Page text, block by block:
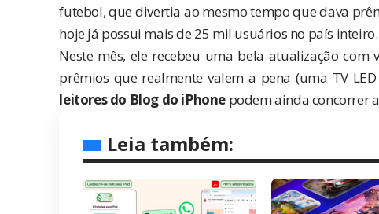
futebol, que divertia ao mesmo tempo que dava
hoje já possui mais de 25 mil usuários no país inteiro.
Neste mês, ele recebeu uma bela atualização
prêmios que realmente valem a pena (uma TV
leitores do Blog do iPhonepodem ainda concorrer
Leia também: